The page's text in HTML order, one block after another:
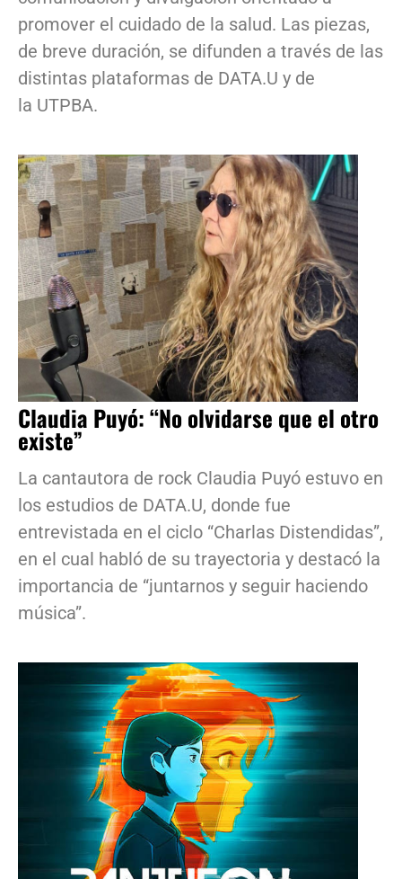
promover el cuidado de la salud. Las piezas,
de breve duración, se difunden a través de las
distintas plataformas de DATA.U y de
la UTPBA.
Claudia Puyó: “No olvidarse que el otro
existe”
La cantautora de rock Claudia Puyó estuvo en
los estudios de DATA.U, donde fue
entrevistada en el ciclo “Charlas Distendidas”,
en el cual habló de su trayectoria y destacó la
importancia de “juntarnos y seguir haciendo
música”.